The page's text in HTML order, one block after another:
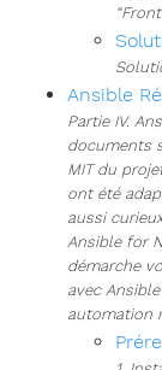
Ansible
Partie IV.
documents
MIT du
ont été
aussi
Ansible for
démarche
avec
automation